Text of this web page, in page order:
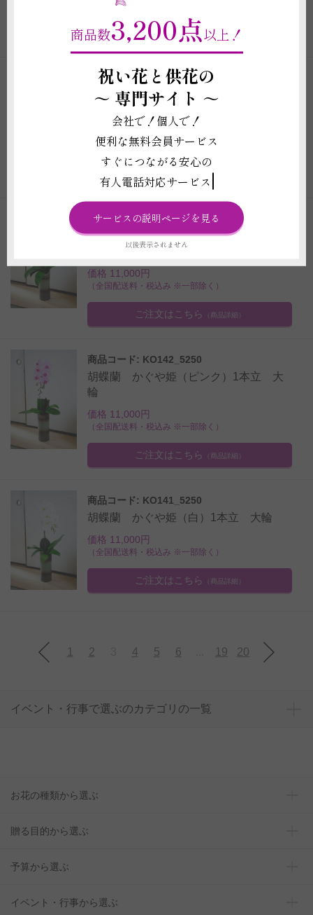
（全国配送料・税込み ※一部除く）
ご注文はこちら （商品詳細）
商品コード: KO130_12000
胡蝶蘭ミディ 和鉢まどか（フォーチュ
ンザルツマン）5本立 ※敷物付
（全国配送料・税込み ※一部除く）
（商品詳細）
商品コード: KO143_5250
胡蝶蘭 かぐや姫（リップ）1本立 大
価格 11,000円
（全国配送料・税込み ※一部除く）
ご注文はこちら （商品詳細）
商品コード: KO142_5250
胡蝶蘭 かぐや姫（ピンク）1本立 大
輪
価格 11,000円
（全国配送料・税込み ※一部除く）
ご注文はこちら （商品詳細）
商品コード: KO141_5250
胡蝶蘭 かぐや姫（白）1本立 大輪
価格 11,000円
（全国配送料・税込み ※一部除く）
ご注文はこちら （商品詳細）
1 2 4 5 6 19 20
イベント・行事で選ぶのカテゴリの一覧
お花の種類から選ぶ
贈る目的から選ぶ
予算から選ぶ
イベント・行事から選ぶ
商品数3,200点以上！
祝い花と供花の
～ 専門サイト ～
会社で！個人で！
便利な無料会員サービス
すぐにつながる安心の
有人電話対応サービス
サービスの説明ページを見る
以後表示されません